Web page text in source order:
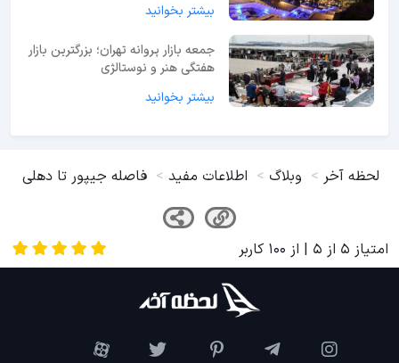
بیشتر بخوانید
جمعه بازار پروانه تهران؛ بزرگترین بازار
هفتگی هنر و نوستالژی
بیشتر بخوانید
لحظه آخر وبلاگ اطلاعات مفید فاصله جیپور تا دهلی
امتیاز 5 از 5 | از 100 کاربر